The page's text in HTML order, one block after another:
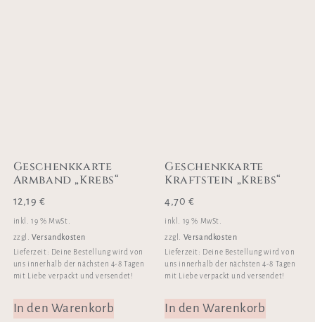
Geschenkkarte
Armband „Krebs“
12,19€
inkl. 19 % MwSt.
zzgl.Versandkosten
Lieferzeit: Deine Bestellung wird von
uns innerhalb der nächsten 4-8 Tagen
mit Liebe verpackt und versendet!
In den Warenkorb
Geschenkkarte
Kraftstein „Krebs“
4,70 €
inkl. 19 % MwSt.
zzgl. Versandkosten
Lieferzeit: Deine Bestellung wird von
uns innerhalb der nächsten 4-8 Tagen
mit Liebe verpackt und versendet!
In den Warenkorb